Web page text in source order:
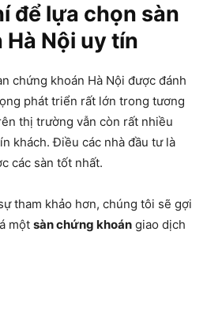
để lựa chọn sàn
Nội uy tín
chứng khoán Hà Nội được đánh
phát triển rất lớn trong tương
thị trường vẫn còn rất nhiều
khách. Điều các nhà đầu tư là
các sàn tốt nhất.
tham khảo hơn, chúng tôi sẽ gợi
một sàn chứng khoán giao dịch